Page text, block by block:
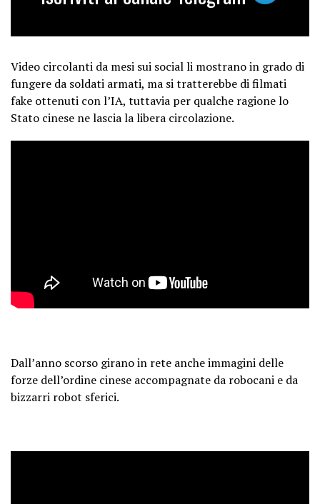
Video circolanti da mesi sui social li mostrano in grado di
fungere da soldati armati, ma si tratterebbe di filmati
fake ottenuti con l’IA, tuttavia per qualche ragione lo
Stato cinese ne lascia la libera circolazione.
Dall’anno scorso girano in rete anche immagini delle
forze dell’ordine cinese accompagnate da robocani e da
bizzarri robot sferici.